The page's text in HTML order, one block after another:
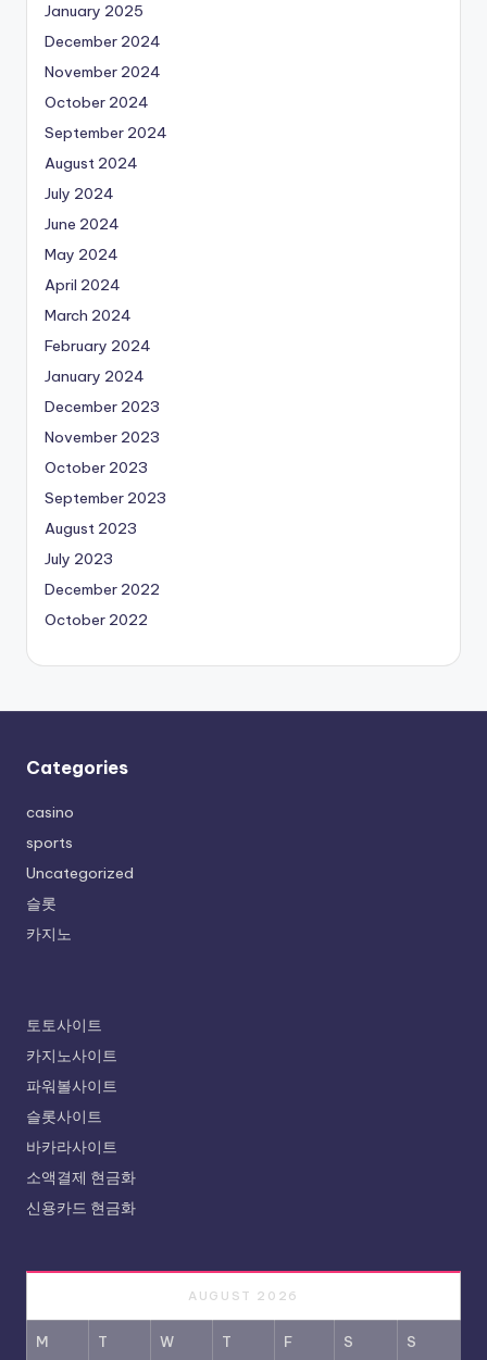
January 2025
December 2024
November 2024
October 2024
September 2024
August 2024
July 2024
June 2024
May 2024
April 2024
March 2024
February 2024
January 2024
December 2023
November 2023
October 2023
September 2023
August 2023
July 2023
December 2022
October 2022
Categories
casino
sports
Uncategorized
슬롯
카지노
토토사이트
카지노사이트
파워볼사이트
슬롯사이트
바카라사이트
소액결제 현금화
신용카드 현금화
AUGUST 2026
M T W T F S S